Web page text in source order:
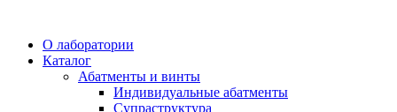
О лаборатории
Каталог
Абатменты и винты
Индивидуальные абатменты
Супраструктура